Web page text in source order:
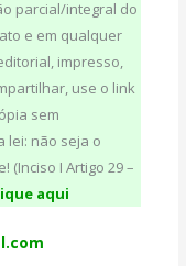
parcial/integral do
e em qualquer
impresso,
use o link
sem
lei: não seja o
(Inciso I Artigo 29 –
aqui